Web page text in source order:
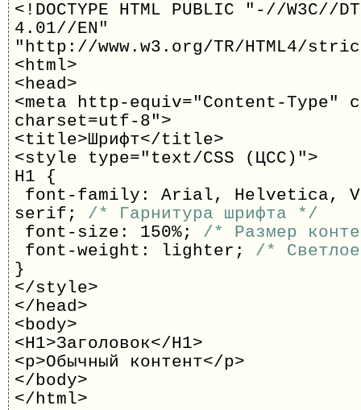
<!DOCTYPE HTML PUBLIC "-//W3C//
4.01//EN"
"http://www.w3.org/TR/HTML4/
<html>
<head>
<meta http-equiv="Content-
charset=utf-8">
<title>Шрифт</title>
<style type="text/CSS (ЦСС)">
H1 {
font-family: Arial, Helvetica,
serif; /* Гарнитура шрифта */
font-size: 150%; /* Размер
font-weight: lighter; /*
}
</style>
</head>
<body>
<H1>Заголовок</H1>
<p>Обычный контент</p>
</body>
</html>